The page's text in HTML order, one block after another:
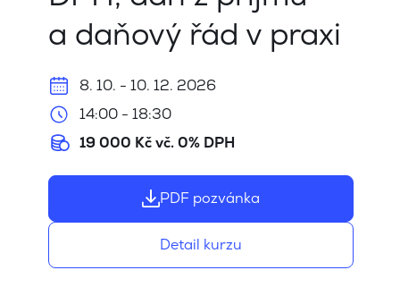
a daňový řád v praxi
8. 10. - 10. 12. 2026
14:00 - 18:30
19 000 Kč vč. 0% DPH
PDF pozvánka
Detail kurzu